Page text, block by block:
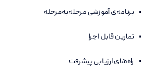
• برنامه‌ی آموزشی مرحله‌به‌مرحله
• تمارین قابل اجرا
• راه‌های ارزیابی پیشرفت